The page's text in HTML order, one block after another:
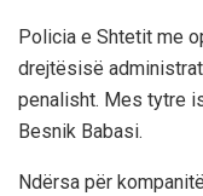
Policia e Shtetit me
drejtësisë
penalisht. Mes tytre
Besnik Babasi.
Ndërsa për